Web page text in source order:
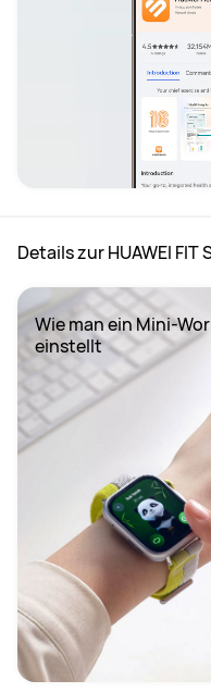
Details zur HUAWEI FIT
Wie man ein Mini-
einstellt